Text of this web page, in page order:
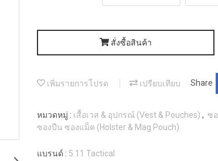
สั่งซื้อสินค้า
เพิ่มรายการโปรด เปรียบเทียบ Share
หมวดหมู่ : เสื้อเวส & อุปกรณ์ (Vest & Pouches) , ซ
ซองปืน ซองแม็ค (Holster & Mag Pouch)
แบรนด์ : 5.11 Tactical